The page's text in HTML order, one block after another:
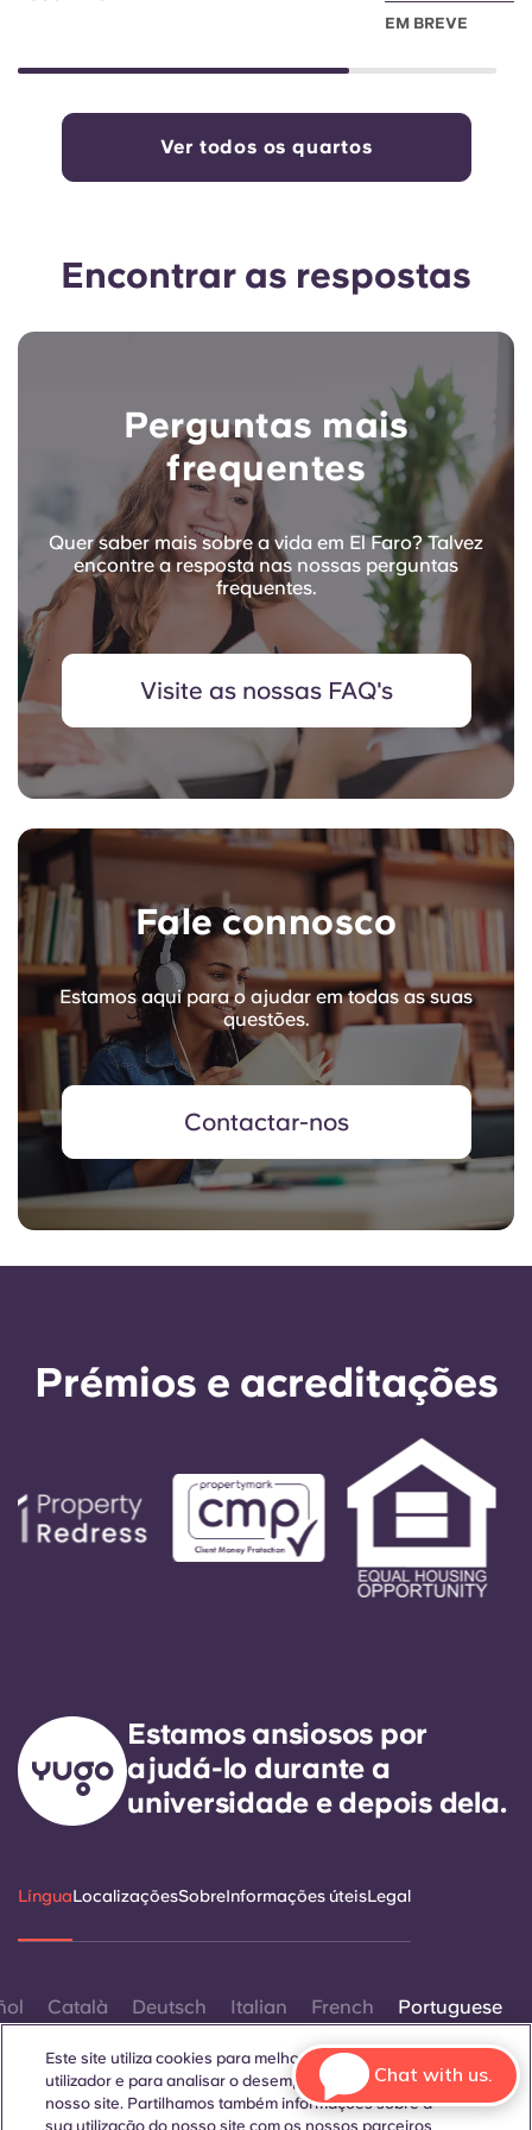
EM BREVE
Ver todos os quartos
Encontrar as respostas
Perguntas mais
frequentes
Quer saber mais sobre a vida em El Faro? Talvez
encontre a resposta nas nossas perguntas
frequentes.
Visite as nossas FAQ's
Fale connosco
Estamos aqui para o ajudar em todas as suas
questões.
Contactar-nos
Prémios e acreditações
Estamos ansiosos por
ajudá-lo durante a
universidade e depois dela.
LínguaLocalizaçõesSobreInformações úteisLegal
Català Deutsch Italian French Portuguese
Este site utiliza cookies para melhorar a experiência do
utilizador e para analisar o desempenho e o tráfego no
nosso site. Partilhamos também informações sobre a
sua utilização do nosso site com os nossos parceiros
Chat with us.